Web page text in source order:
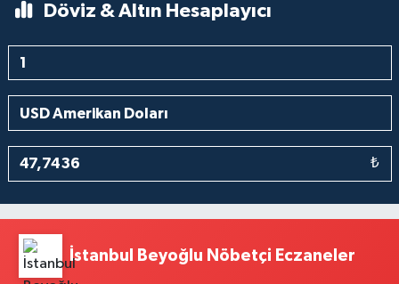
Döviz & Altın Hesaplayıcı
₺
İstanbul Beyoğlu Nöbetçi Eczaneler